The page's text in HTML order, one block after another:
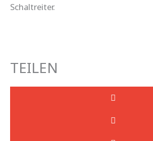
Schaltreiter.
TEILEN